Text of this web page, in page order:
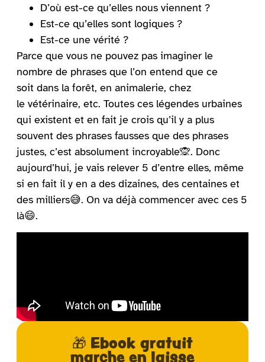
D’où est-ce qu’elles nous viennent ?
Est-ce qu’elles sont logiques ?
Est-ce une vérité ?
Parce que vous ne pouvez pas imaginer le
nombre de phrases que l’on entend que ce
soit dans la forêt, en animalerie, chez
le vétérinaire, etc. Toutes ces légendes urbaines
qui existent et en fait je crois qu’il y a plus
souvent des phrases fausses que des phrases
justes, c’est absolument incroyable🙊. Donc
aujourd’hui, je vais relever 5 d’entre elles, même
si en fait il y en a des dizaines, des centaines et
des milliers😅. On va déjà commencer avec ces 5
là😄.
🎁 Ebook gratuit
marche en laisse